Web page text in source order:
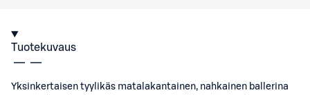
Tuotekuvaus
Yksinkertaisen tyylikäs matalakantainen, nahkainen ballerina